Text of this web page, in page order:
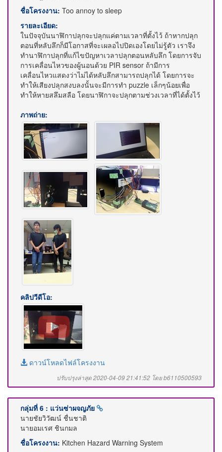
ชื่อโครงงาน: Too annoy to sleep
รายละเอียด:
ในปัจจุบันนาฬิกาปลุกจะปลุกแค่ตามเวลาที่ตั้งไว้ ถ้าหากปลุก
ตอนที่หลับลึกก็มีโอกาสที่จะเผลอไปปิดเองโดยไม่รู้ตัว เราจึง
ทำนาฬิกาปลุกที่แก้ไขปัญหาเวลาปลุกตอนหลับลึก โดยการจับ
การเคลื่อนไหวของผู้นอนด้วย PIR sensor ถ้ามีการ
เคลื่อนไหวแสดงว่าไม่ได้หลับลึกสามารถปลุกได้ โดยการจะ
ทำให้เสียงปลุกสงบลงนั้นจะมีการทำ puzzle เล็กๆน้อยเพื่อ
ทำให้หายสลึมสลือ โดยนาฬิกาจะปลุกตามช่วงเวลาที่ได้ตั้งไว้
ภาพถ่าย:
คลิปวีดีโอ:
ดาวน์โหลดไฟล์โครงงาน
ปรับปรุงล่าสุด 2020-04-09 21:41:52 โดย b6110500593
กลุ่มที่ 6 : แว่นซ่าผจญภัย
นายชัยวิวัฒน์ ชื่นชาติ
นายอมเรศ ชินกมล
ชื่อโครงงาน: Kitchen Hazard Warning System